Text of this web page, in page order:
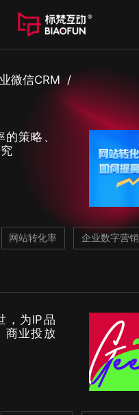
微信CRM /
策略、
网站转化率 企业数字营销
，为IP品
商业投放